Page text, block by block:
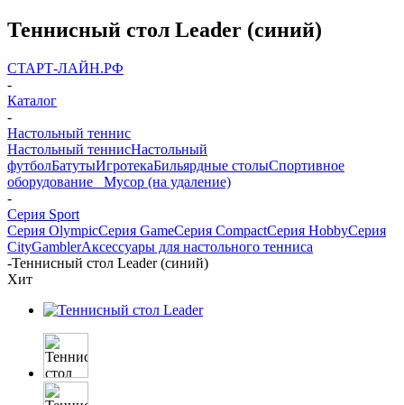
Теннисный стол Leader (синий)
СТАРТ-ЛАЙН.РФ
-
Каталог
-
Настольный теннис
Настольный теннисНастольный
футболБатутыИгротекаБильярдные столыСпортивное
оборудование _ Мусор (на удаление)
-
Серия Sport
Серия OlympicСерия GameСерия CompactСерия HobbyСерия
CityGamblerАксессуары для настольного тенниса
-Теннисный стол Leader (синий)
Хит